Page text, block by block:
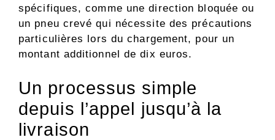
spécifiques, comme une direction bloquée ou
un pneu crevé qui nécessite des précautions
particulières lors du chargement, pour un
montant additionnel de dix euros.
Un processus simple
depuis l’appel jusqu’à la
livraison